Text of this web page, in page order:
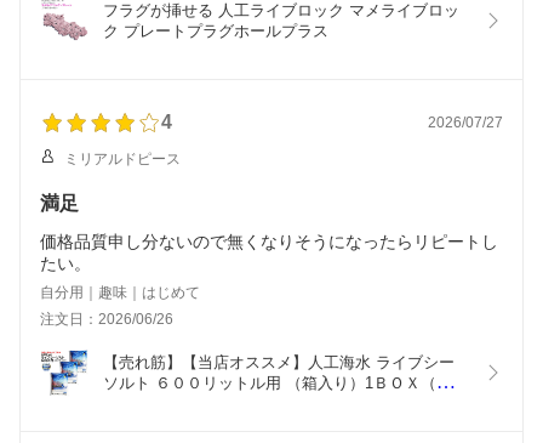
フラグが挿せる 人工ライブロック マメライブロッ
ク プレートプラグホールプラス
4 2026/07/27
ミリアルドピース
満足
価格品質申し分ないので無くなりそうになったらリピートし
たい。
自分用｜趣味｜はじめて
注文日：2026/06/26
【売れ筋】【当店オススメ】人工海水 ライブシー
ソルト ６００リットル用 （箱入り）1ＢＯＸ（２０